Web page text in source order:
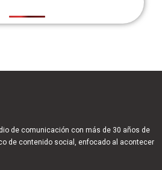
de comunicación con más de 30 años de
de contenido social, enfocado al acontecer